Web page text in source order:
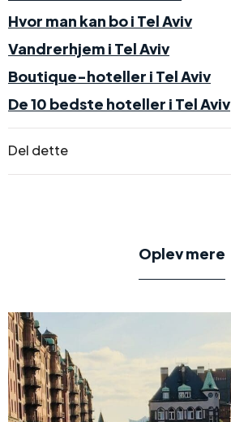
Hvor man kan bo i Tel Aviv
Vandrerhjem i Tel Aviv
Boutique-hoteller i Tel Aviv
De 10 bedste hoteller i Tel Aviv
Del dette
Oplev mere